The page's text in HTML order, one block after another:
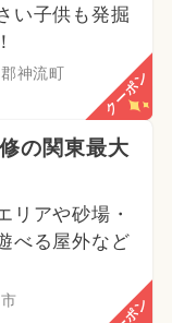
い子供も発掘
神流町 クーポン
の関東最大
リアや砂場・
べる屋外など